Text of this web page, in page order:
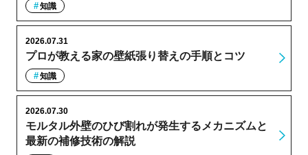
知識
プロが教える家の壁紙張り替えの手順とコツ
2026.07.31
知識
モルタル外壁のひび割れが発生するメカニズムと
最新の補修技術の解説
2026.07.30